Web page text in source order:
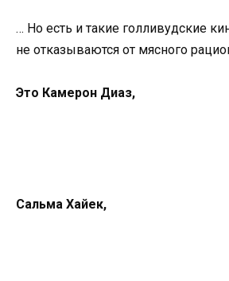
… Но есть и такие голливудские
не отказываются от мясного
Это Камерон Диаз,
Сальма Хайек,